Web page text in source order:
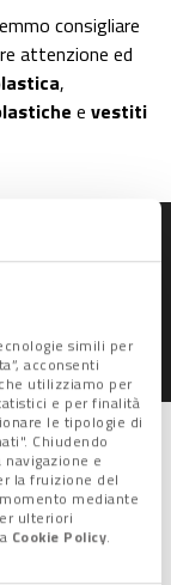
simili per
acconsenti
utilizziamo per
e per finalità
le tipologie di
Chiudendo
navigazione e
la fruizione del
mediante
ulteriori
Cookie Policy.
consigliare
attenzione ed
,
e vestiti